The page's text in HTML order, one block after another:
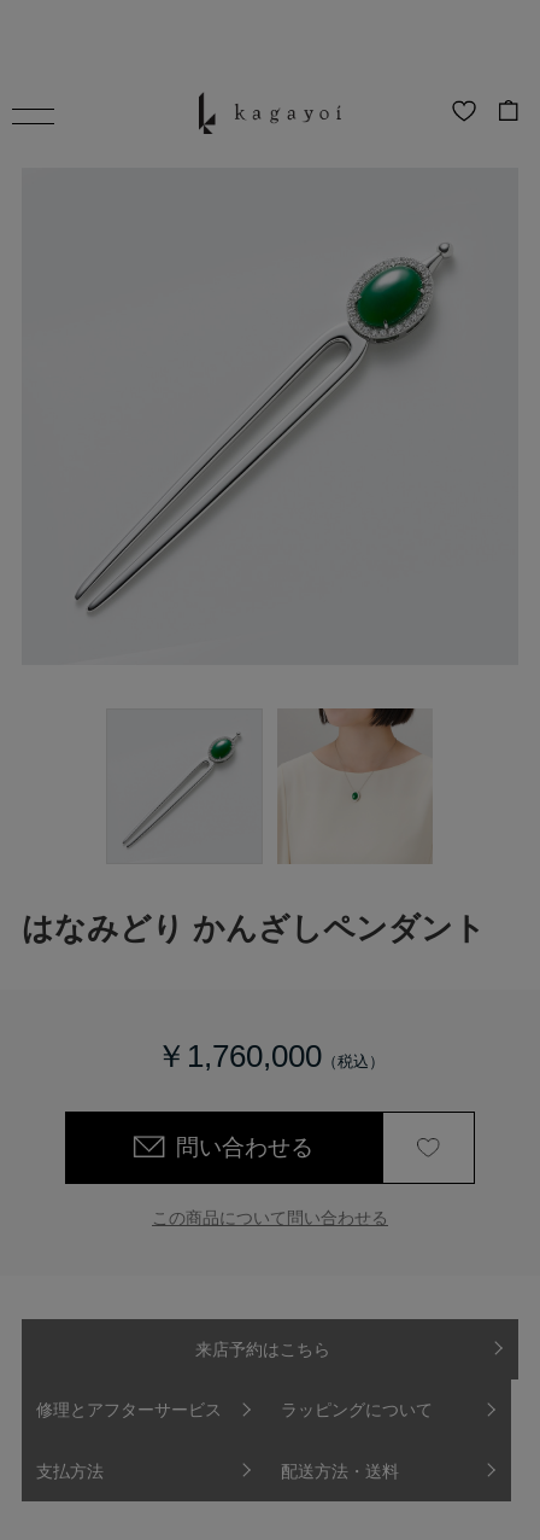
はなみどり かんざしペンダント
￥1,760,000
問い合わせる
この商品について問い合わせる
来店予約はこちら
修理とアフターサービス ラッピングについて
支払方法 配送方法・送料